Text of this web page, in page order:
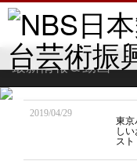
最新情報＆動画
2019/04/29 東
し
スト